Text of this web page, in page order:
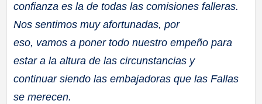
confianza es la de todas las comisiones falleras.
Nos sentimos muy afortunadas, por
eso, vamos a poner todo nuestro empeño para
estar a la altura de las circunstancias y
continuar siendo las embajadoras que las Fallas
se merecen.